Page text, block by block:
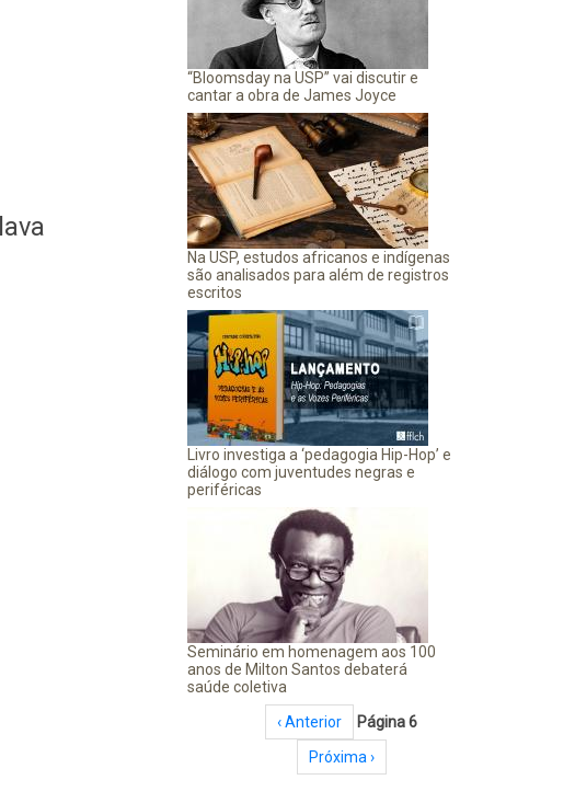
“Bloomsday na USP” vai discutir e
cantar a obra de James Joyce
Na USP, estudos africanos e indígenas
são analisados para além de registros
escritos
Livro investiga a ‘pedagogia Hip-Hop’ e
diálogo com juventudes negras e
periféricas
Seminário em homenagem aos 100
anos de Milton Santos debaterá
saúde coletiva
PaginaçãoPágina anterior
‹ Anterior
Página 6
Próxima página
Próxima ›